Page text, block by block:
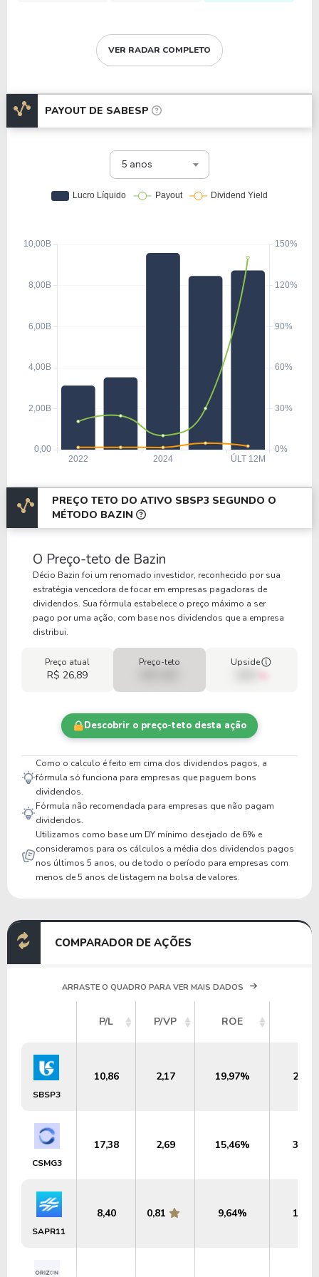
VER RADAR COMPLETO
PAYOUT DE SABESP
5 anos
PREÇO TETO DO ATIVO SBSP3 SEGUNDO O
MÉTODO BAZIN
O Preço-teto de Bazin
Décio Bazin foi um renomado investidor, reconhecido por sua
estratégia vencedora de focar em empresas pagadoras de
dividendos. Sua fórmula estabelece o preço máximo a ser
pago por uma ação, com base nos dividendos que a empresa
distribui.
Preço atual
R$ 26,89
Preço-teto Upside
Descobrir o preço-teto desta ação
Como o calculo é feito em cima dos dividendos pagos, a
fórmula só funciona para empresas que paguem bons
dividendos.
Fórmula não recomendada para empresas que não pagam
dividendos.
Utilizamos como base um DY mínimo desejado de 6% e
consideramos para os cálculos a média dos dividendos pagos
nos últimos 5 anos, ou de todo o período para empresas com
menos de 5 anos de listagem na bolsa de valores.
COMPARADOR DE AÇÕES
ARRASTE O QUADRO PARA VER MAIS DADOS
P/L P/VP ROE
SBSP3
10,86 2,17 19,97%
CSMG3
17,38 2,69 15,46%
SAPR11
8,40 0,81 9,64%